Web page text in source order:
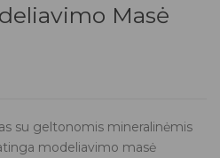
Masė
su geltonomis mineralinėmis
modeliavimo masė